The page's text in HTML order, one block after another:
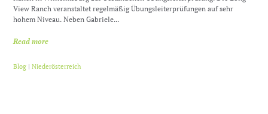
View Ranch veranstaltet regelmäßig Übungsleiterprüfungen auf sehr
hohem Niveau. Neben Gabriele...
Read more
Blog |Niederösterreich